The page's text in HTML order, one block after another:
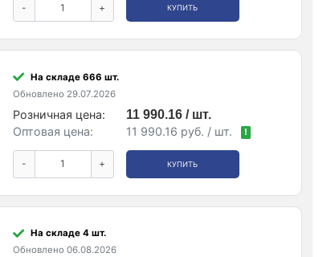
- + КУПИТЬ
На складе 666 шт.
Обновлено 29.07.2026
Розничная цена:
11 990.16 / шт.
Оптовая цена:
11 990.16 руб. / шт. !
- + КУПИТЬ
На складе 4 шт.
Обновлено 06.08.2026